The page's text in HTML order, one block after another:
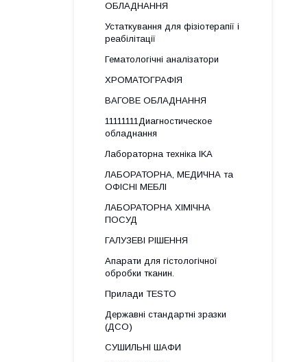
ОБЛАДНАННЯ
Устаткування для фізіотерапії і
реабілітації
Гематологічні аналізатори
ХРОМАТОГРАФІЯ
ВАГОВЕ ОБЛАДНАННЯ
11111111Диагностическое
обладнання
Лабораторна техніка IKA
ЛАБОРАТОРНА, МЕДИЧНА та
ОФІСНІ МЕБЛІ
ЛАБОРАТОРНА ХІМІЧНА
ПОСУД
ГАЛУЗЕВІ РІШЕННЯ
Апарати для гістологічної
обробки тканин.
Прилади TESTO
Державні стандартні зразки
(ДСО)
СУШИЛЬНІ ШАФИ